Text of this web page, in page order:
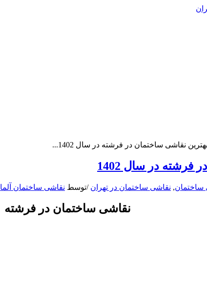
نقاشی ساختمان در فرشته در سال 1402...
در سال 1402
ساختمان, نقاشی ساختمان در تهران /توسط نقاشی ساختمان آلما
نقاشی ساختمان در فرشته